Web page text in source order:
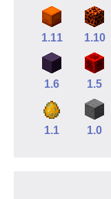
1.11 1.10
1.6 1.5
1.1 1.0